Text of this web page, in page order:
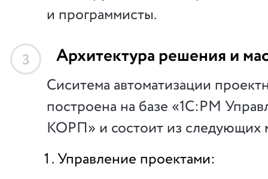
и программисты.
3 Архитектура решения и
Сиситема автоматизации
построена на базе «1С:PM
КОРП» и состоит из следующих
Управление проектами: